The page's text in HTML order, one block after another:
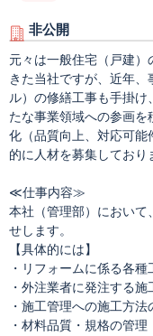
非公開
元々は一般住宅（戸建
きた当社ですが、近年
ル）の修繕工事も手掛
たな事業領域への参画
化（品質向上、対応可
的に人材を募集しており
≪仕事内容≫
本社（管理部）におい
せします。
【具体的には】
・リフォームに係る各
・外注業者に発注する
・施工管理への施工方法
・材料品質・規格の管理